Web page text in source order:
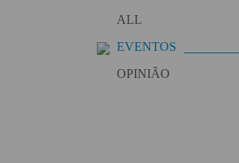
ALL
EVENTOS
OPINIÃO